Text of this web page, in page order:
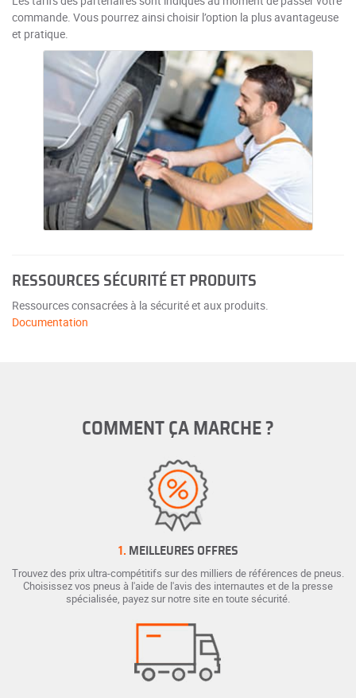
commande. Vous pourrez ainsi choisir l’option la plus avantageuse
et pratique.
RESSOURCES SÉCURITÉ ET PRODUITS
Ressources consacrées à la sécurité et aux produits.
Documentation
COMMENT ÇA MARCHE ?
1. MEILLEURES OFFRES
Trouvez des prix ultra-compétitifs sur des milliers de références de pneus.
Choisissez vos pneus à l'aide de l'avis des internautes et de la presse
spécialisée, payez sur notre site en toute sécurité.